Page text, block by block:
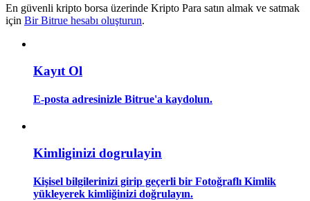
Vadeli İşlemler Başlangıç Kılavuzu
En güvenli kripto borsa üzerinde Kripto Para satın almak ve satmak
için Bir Bitrue hesabı oluşturun.
Kayıt Ol
E-posta adresinizle Bitrue'a kaydolun.
Kimliginizi dogrulayin
Kişisel bilgilerinizi girip geçerli bir Fotoğraflı Kimlik
yükleyerek kimliğinizi doğrulayın.